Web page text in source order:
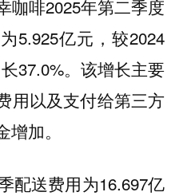
咖啡2025年第二季度
5.925亿元，较2024
37.0%。该增长主要
用以及支付给第三方
加。
配送费用为16.697亿